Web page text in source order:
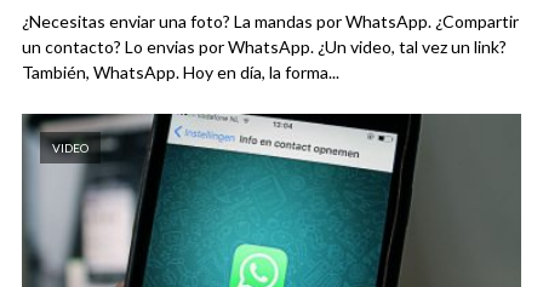
¿Necesitas enviar una foto? La mandas por WhatsApp. ¿Compartir
un contacto? Lo envias por WhatsApp. ¿Un video, tal vez un link?
También, WhatsApp. Hoy en día, la forma...
VIDEO